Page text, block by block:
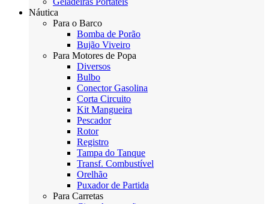
Náutica
Para o Barco
Bomba de Porão
Bujão Viveiro
Para Motores de Popa
Diversos
Bulbo
Conector Gasolina
Corta Circuito
Kit Mangueira
Pescador
Rotor
Registro
Tampa do Tanque
Transf. Combustível
Orelhão
Puxador de Partida
Para Carretas